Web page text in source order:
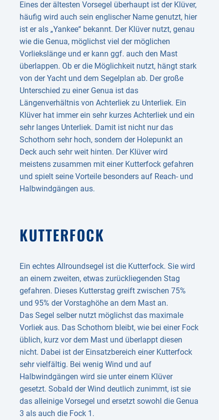
Eines der ältesten Vorsegel überhaupt ist der Klüver,
häufig wird auch sein englischer Name genutzt, hier
ist er als „Yankee“ bekannt. Der Klüver nutzt, genau
wie die Genua, möglichst viel der möglichen
Vorliekslänge und er kann ggf. auch den Mast
überlappen. Ob er die Möglichkeit nutzt, hängt stark
von der Yacht und dem Segelplan ab. Der große
Unterschied zu einer Genua ist das
Längenverhältnis von Achterliek zu Unterliek. Ein
Klüver hat immer ein sehr kurzes Achterliek und ein
sehr langes Unterliek. Damit ist nicht nur das
Schothorn sehr hoch, sondern der Holepunkt an
Deck auch sehr weit hinten. Der Klüver wird
meistens zusammen mit einer Kutterfock gefahren
und spielt seine Vorteile besonders auf Reach- und
Halbwindgängen aus.
KUTTERFOCK
Ein echtes Allroundsegel ist die Kutterfock. Sie wird
an einem zweiten, etwas zurückliegenden Stag
gefahren. Dieses Kutterstag greift zwischen 75%
und 95% der Vorstaghöhe an dem Mast an.
Das Segel selber nutzt möglichst das maximale
Vorliek aus. Das Schothorn bleibt, wie bei einer Fock
üblich, kurz vor dem Mast und überlappt diesen
nicht. Dabei ist der Einsatzbereich einer Kutterfock
sehr vielfältig. Bei wenig Wind und auf
Halbwindgängen wird sie unter einem Klüver
gesetzt. Sobald der Wind deutlich zunimmt, ist sie
das alleinige Vorsegel und ersetzt sowohl die Genua
3 als auch die Fock 1.